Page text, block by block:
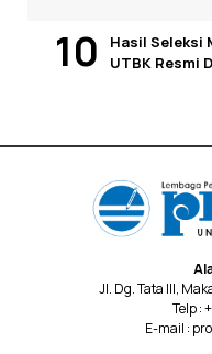
Hasil Seleksi
UTBK Resmi
Jl. Dg. Tata III,
Telp :
E-mail :